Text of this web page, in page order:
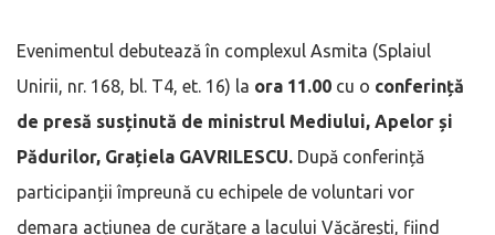
Evenimentul debutează în complexul Asmita (Splaiul
Unirii, nr. 168, bl. T4, et. 16) la ora 11.00 cu o conferință
de presă susținută de ministrul Mediului, Apelor și
Pădurilor, Grațiela GAVRILESCU. După conferință
participanții împreună cu echipele de voluntari vor
demara acțiunea de curățare a lacului Văcărești, fiind